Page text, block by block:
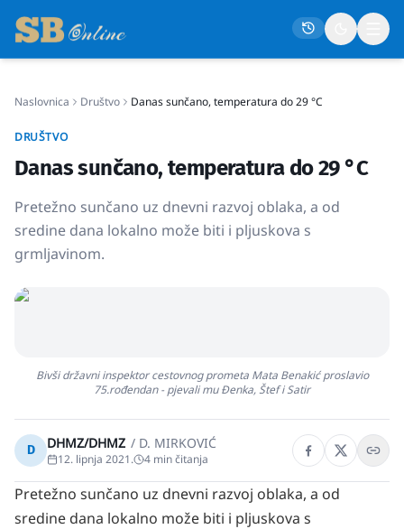
Gospodarstvo
Život
Osmrtnice
Naslovnica Društvo Danas sunčano, temperatura do 29 °C
DRUŠTVO
Danas sunčano, temperatura do 29 °C
Pretežno sunčano uz dnevni razvoj oblaka, a od
sredine dana lokalno može biti i pljuskova s
grmljavinom.
Bivši državni inspektor cestovnog prometa Mata Benakić proslavio
75.rođendan - pjevali mu Đenka, Štef i Satir
D DHMZ/DHMZ / D. MIRKOVIĆ
12. lipnja 2021. 4 min čitanja
Pretežno sunčano uz dnevni razvoj oblaka, a od
sredine dana lokalno može biti i pljuskova s